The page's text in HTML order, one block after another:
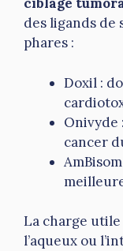
des ligands de
phares :
Doxil :
Onivyde
cancer
La charge
l’aqueux ou